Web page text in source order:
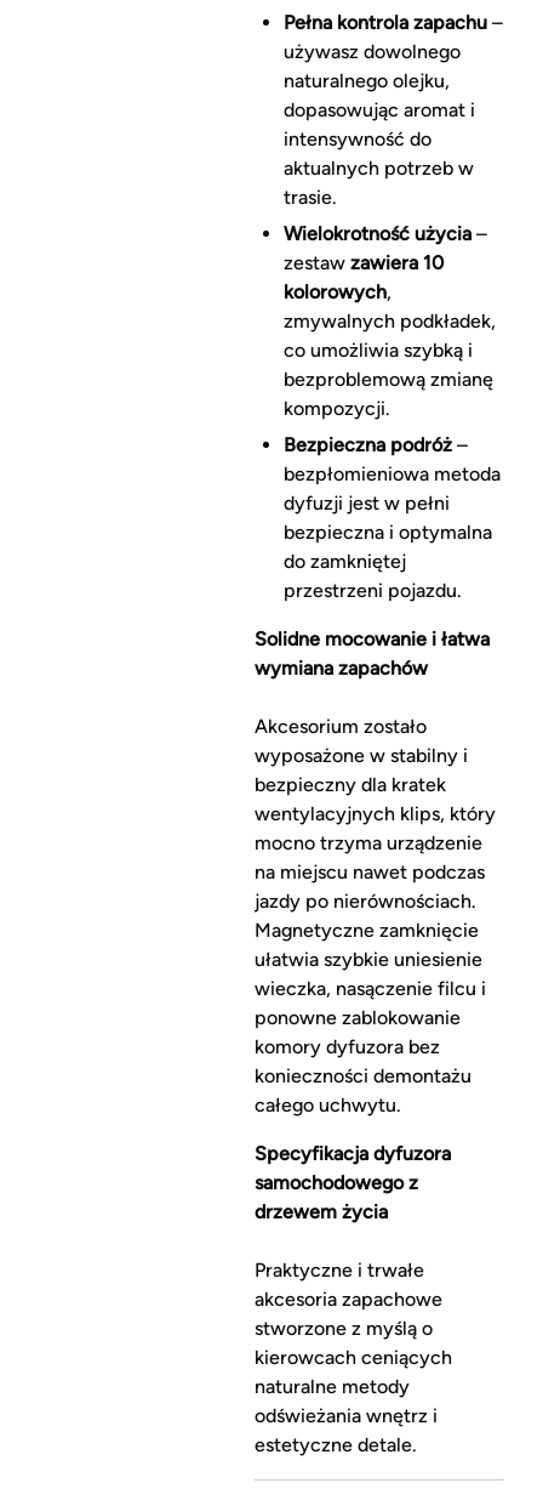
Pełna kontrola zapachu–
używasz dowolnego
naturalnego olejku,
dopasowując aromat i
intensywność do
aktualnych potrzeb w
trasie.
Wielokrotność użycia–
zestaw zawiera 10
kolorowych,
zmywalnych podkładek,
co umożliwia szybką i
bezproblemową zmianę
kompozycji.
Bezpieczna podróż–
bezpłomieniowa metoda
dyfuzji jest w pełni
bezpieczna i optymalna
do zamkniętej
przestrzeni pojazdu.
Solidne mocowanie i łatwa
wymiana zapachów
Akcesorium zostało
wyposażone w stabilny i
bezpieczny dla kratek
wentylacyjnych klips, który
mocno trzyma urządzenie
na miejscu nawet podczas
jazdy po nierównościach.
Magnetyczne zamknięcie
ułatwia szybkie uniesienie
wieczka, nasączenie filcu i
ponowne zablokowanie
komory dyfuzora bez
konieczności demontażu
całego uchwytu.
Specyfikacja dyfuzora
samochodowego z
drzewem życia
Praktyczne i trwałe
akcesoria zapachowe
stworzone z myślą o
kierowcach ceniących
naturalne metody
odświeżania wnętrz i
estetyczne detale.